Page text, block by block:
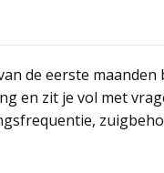
de eerste
en zit je vol met